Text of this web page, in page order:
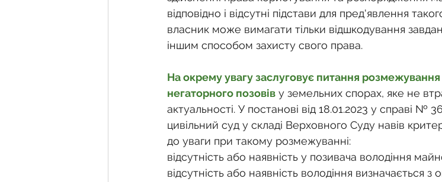
відповідно і відсутні підстави для пред'явлення
власник може вимагати тільки відшкодування
іншим способом захисту свого права.
На окрему увагу заслуговує питання розмежування
негаторного позовів у земельних спорах, яке не
актуальності. У постанові від 18.01.2023 у справі №
цивільний суд у складі Верховного Суду навів
до уваги при такому розмежуванні:
відсутність або наявність у позивача володіння
відсутність або наявність володіння визначається з